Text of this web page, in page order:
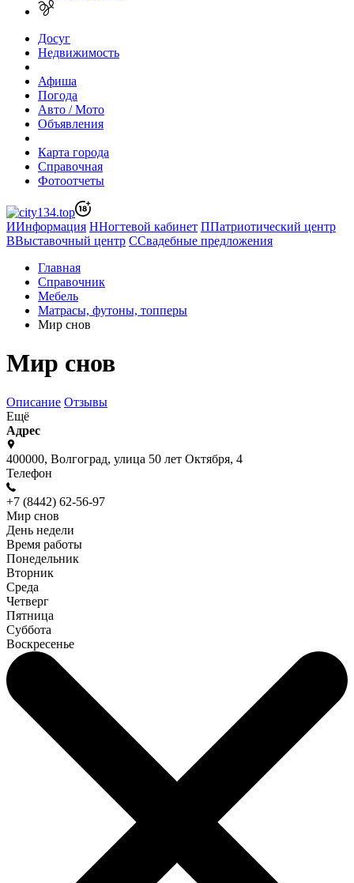
Досуг
Недвижимость
Афиша
Погода
Авто / Мото
Объявления
Карта города
Справочная
Фотоотчеты
ИИнформация ННогтевой кабинет ППатриотический центр
ВВыставочный центр ССвадебные предложения
Главная
Справочник
Мебель
Матрасы, футоны, топперы
Мир снов
Мир снов
Описание Отзывы
Ещё
Адрес
400000, Волгоград, улица 50 лет Октября, 4
Телефон
+7 (8442) 62-56-97
Мир снов
День недели
Время работы
Понедельник
Вторник
Среда
Четверг
Пятница
Суббота
Воскресенье